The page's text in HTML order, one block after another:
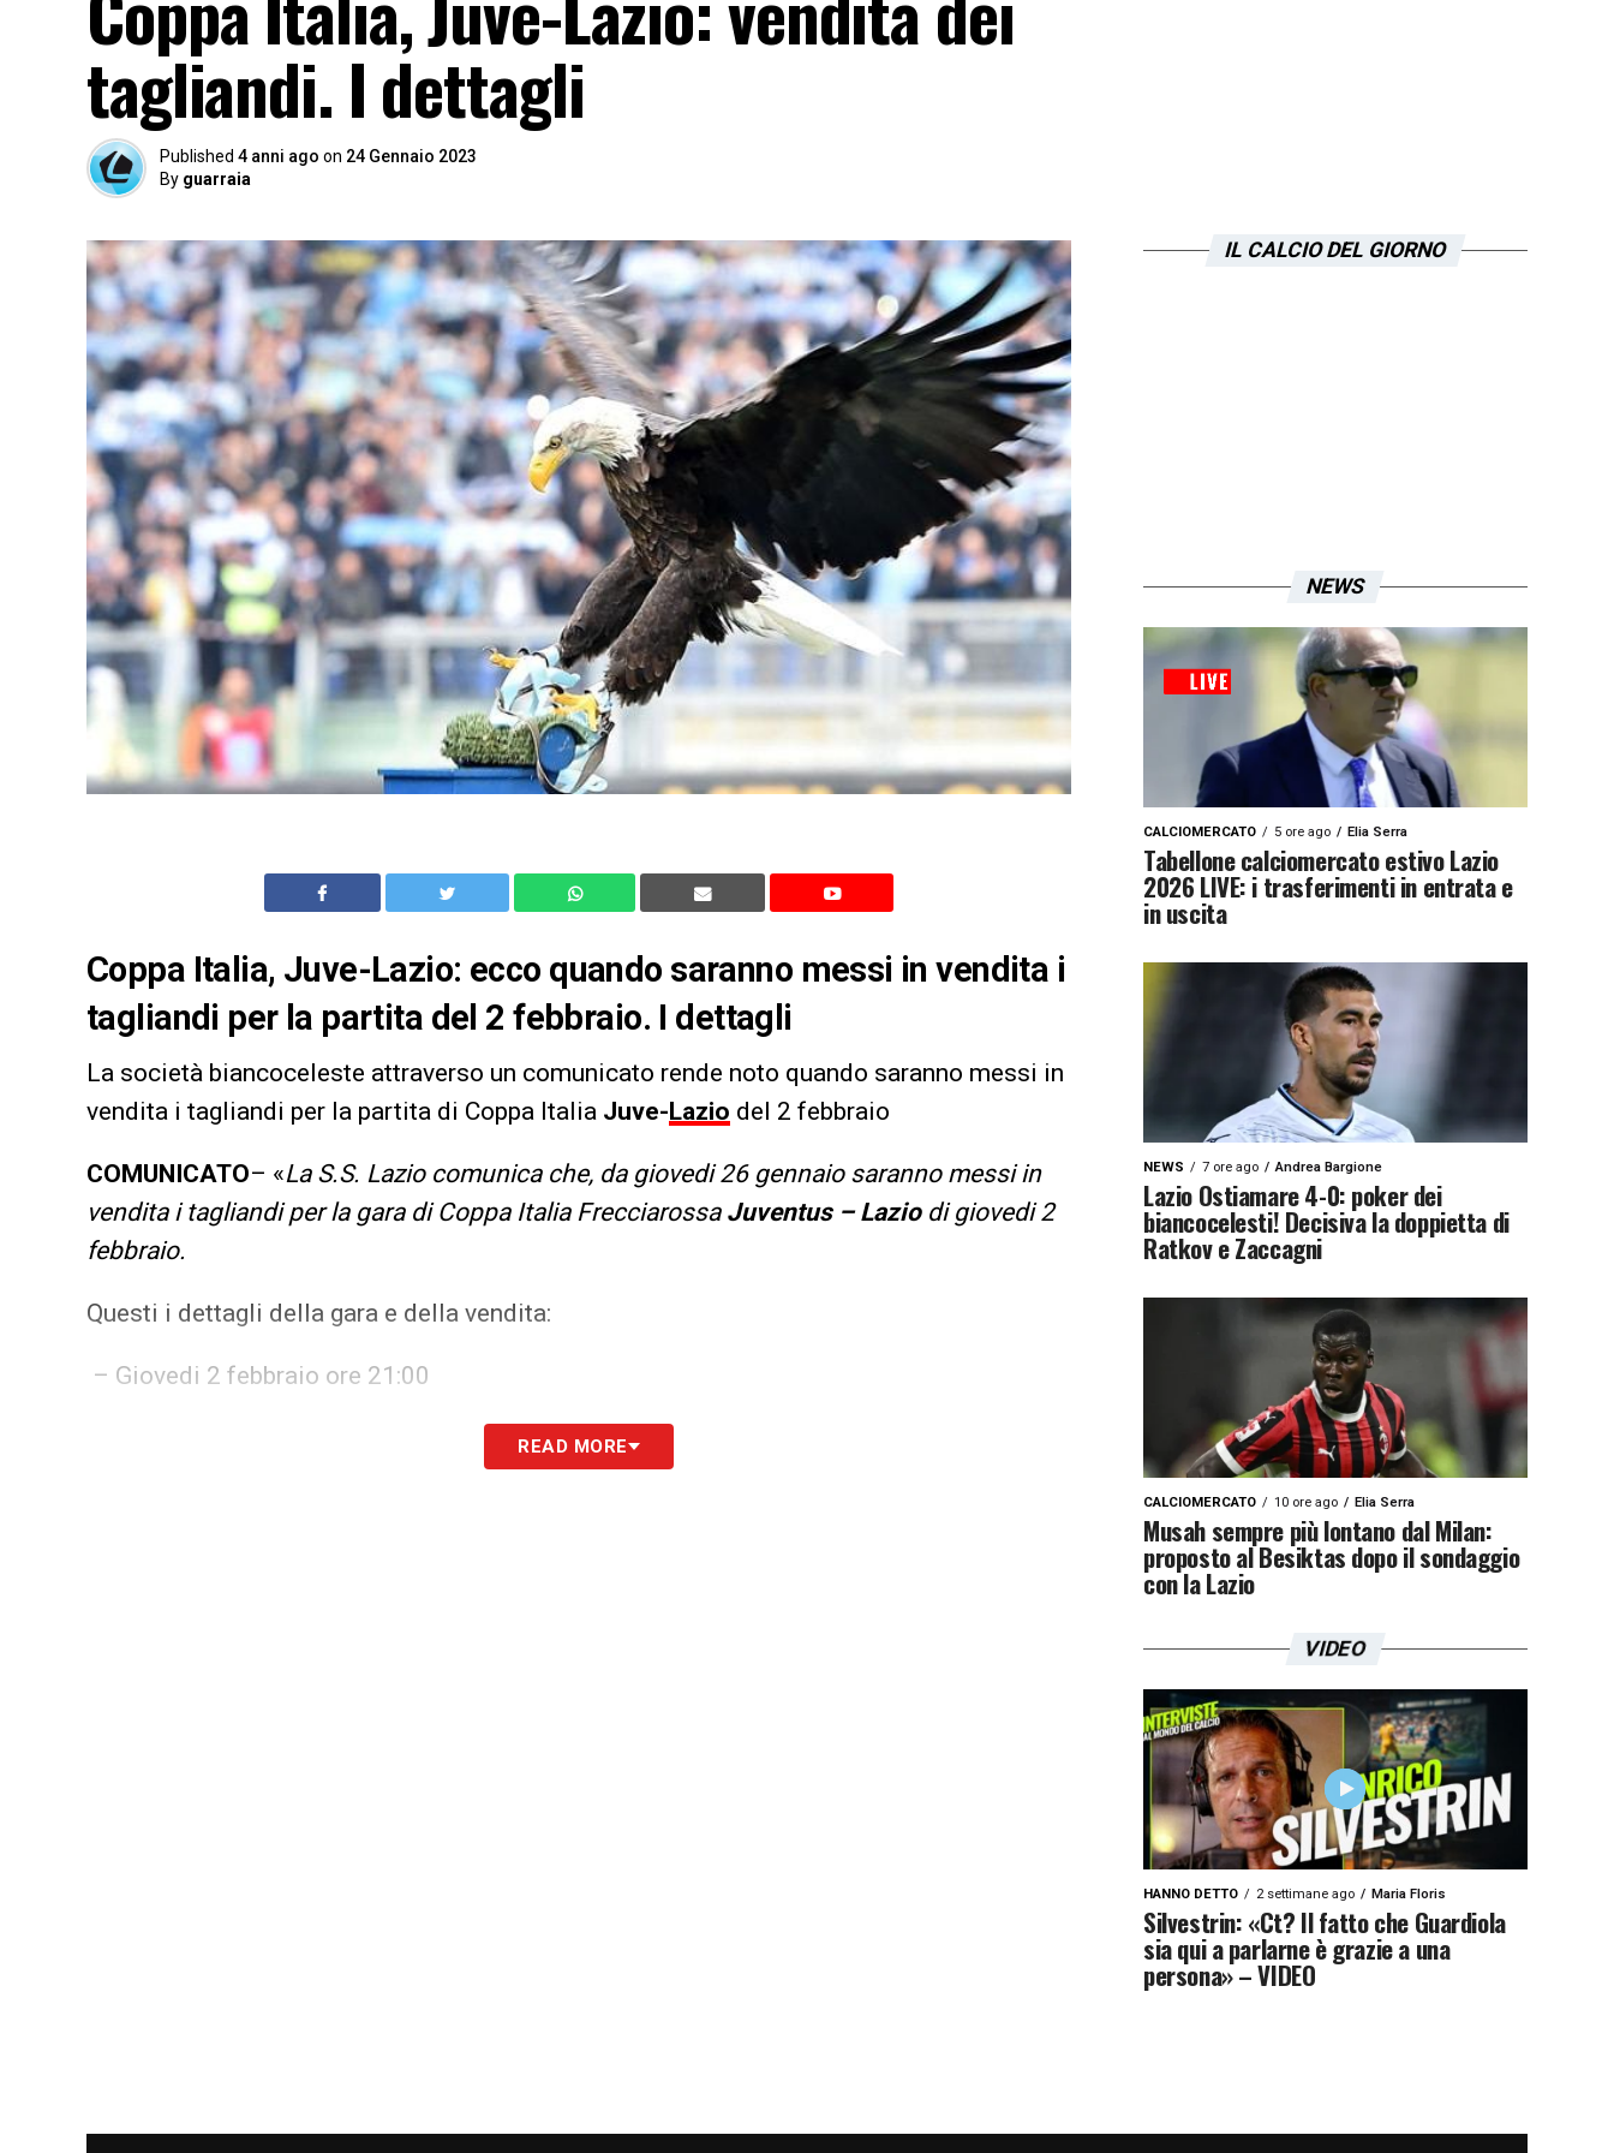
tagliandi. I dettagli
Published 4 anni ago on 24 Gennaio 2023
By guarraia
Coppa Italia, Juve-Lazio: ecco quando saranno messi in vendita i
tagliandi per la partita del 2 febbraio. I dettagli
La società biancoceleste attraverso un comunicato rende noto quando saranno messi in
vendita i tagliandi per la partita di Coppa Italia Juve-Lazio del 2 febbraio
COMUNICATO– «La S.S. Lazio comunica che, da giovedi 26 gennaio saranno messi in
vendita i tagliandi per la gara di Coppa Italia Frecciarossa Juventus – Laziodi giovedi 2
febbraio.
Questi i dettagli della gara e della vendita:
– Giovedi 2 febbraio ore 21:00
READ MORE
IL CALCIO DEL GIORNO
NEWS
CALCIOMERCATO 5 ore ago Elia Serra
Tabellone calciomercato estivo Lazio
2026 LIVE: i trasferimenti in entrata e
in uscita
NEWS 7 ore ago Andrea Bargione
Lazio Ostiamare 4-0: poker dei
biancocelesti! Decisiva la doppietta di
Ratkov e Zaccagni
CALCIOMERCATO 10 ore ago Elia Serra
Musah sempre più lontano dal Milan:
proposto al Besiktas dopo il sondaggio
con la Lazio
VIDEO
HANNO DETTO 2 settimane ago Maria Floris
Silvestrin: «Ct? Il fatto che Guardiola
sia qui a parlarne è grazie a una
persona» – VIDEO